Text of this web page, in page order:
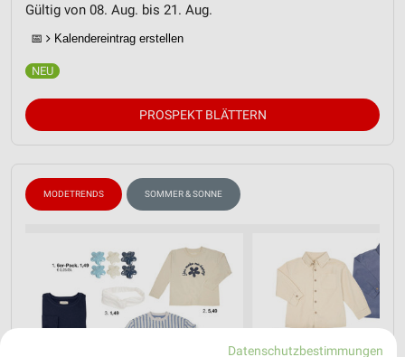
Gültig von 08. Aug. bis 21. Aug.
📅 Kalendereintrag erstellen
PROSPEKT BLÄTTERN
MODETRENDS SOMMER & SONNE
Datenschutzbestimmungen